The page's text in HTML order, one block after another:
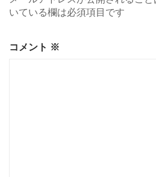
いている欄は必須項目です
コメント ※